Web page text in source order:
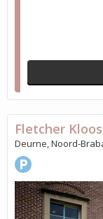
Fletcher
Deurne, Noord-